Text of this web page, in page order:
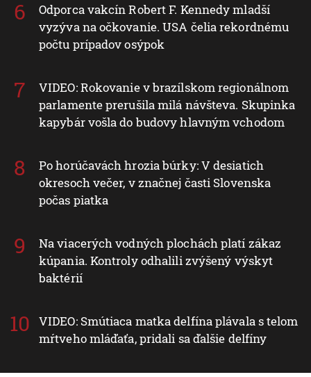
Odporca vakcín Robert F. Kennedy mladší
vyzýva na očkovanie. USA čelia rekordnému
počtu prípadov osýpok
VIDEO: Rokovanie v brazílskom regionálnom
parlamente prerušila milá návšteva. Skupinka
kapybár vošla do budovy hlavným vchodom
Po horúčavách hrozia búrky: V desiatich
okresoch večer, v značnej časti Slovenska
počas piatka
Na viacerých vodných plochách platí zákaz
kúpania. Kontroly odhalili zvýšený výskyt
baktérií
VIDEO: Smútiaca matka delfína plávala s telom
mŕtveho mláďaťa, pridali sa ďalšie delfíny